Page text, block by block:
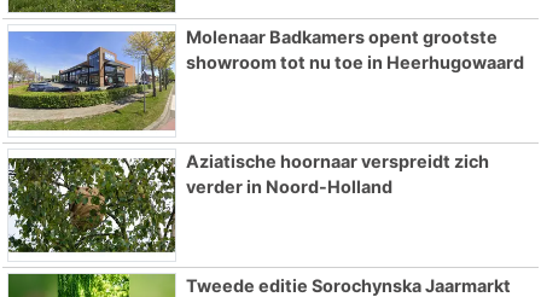
Molenaar Badkamers opent grootste
showroom tot nu toe in Heerhugowaard
Aziatische hoornaar verspreidt zich
verder in Noord-Holland
Tweede editie Sorochynska Jaarmarkt